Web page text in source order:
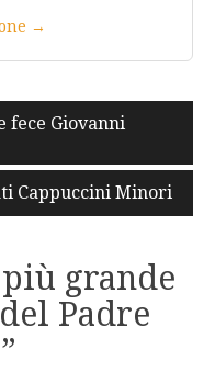
→
fece Giovanni
Cappuccini Minori
grande
Padre
”